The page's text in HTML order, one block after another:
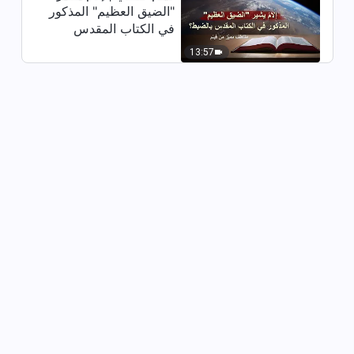
شهادة عن الايمان | فيمَ كانت كل
تلك المعاناة؟ (دبلجة عربية)
13:57
"الضيق العظيم" المذكور
في الكتاب المقدس
من فيلم)